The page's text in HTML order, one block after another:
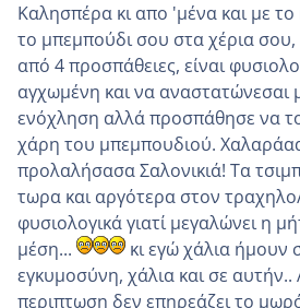
Καλησπέρα κι απο 'μένα και με το
το μπεμπούδι σου στα χέρια
από 4 προσπάθειες, είναι
αγχωμένη και να αναστατώνεσαι
ενόχληση αλλά προσπάθησε να
χάρη του μπεμπουδιού.
προλαλήσασα Σαλονικιά! Τα
τωρα και αργότερα στον
φυσιολογικά γιατί μεγαλώνει η
μέση...
κι εγώ χάλια ήμουν
εγκυμοσύνη, χάλια και σε
περιπτωση δεν επηρεάζει το